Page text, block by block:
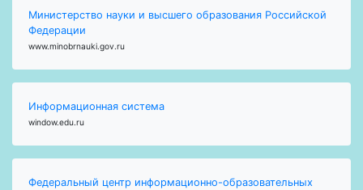
Министерство науки и высшего образования Российской
Федерации
www.minobrnauki.gov.ru
Информационная система
window.edu.ru
Федеральный центр информационно-образовательных